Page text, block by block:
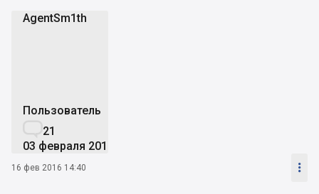
AgentSm1th
Пользователь
21
03 февраля 2016
16 фев 2016 14:40 